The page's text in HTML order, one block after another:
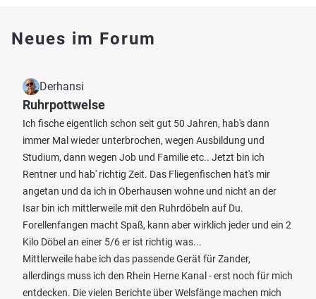
Neues im Forum
Derhansi
Ruhrpottwelse
Ich fische eigentlich schon seit gut 50 Jahren, hab's dann
immer Mal wieder unterbrochen, wegen Ausbildung und
Studium, dann wegen Job und Familie etc.. Jetzt bin ich
Rentner und hab' richtig Zeit. Das Fliegenfischen hat's mir
angetan und da ich in Oberhausen wohne und nicht an der
Isar bin ich mittlerweile mit den Ruhrdöbeln auf Du.
Forellenfangen macht Spaß, kann aber wirklich jeder und ein 2
Kilo Döbel an einer 5/6 er ist richtig was...
Mittlerweile habe ich das passende Gerät für Zander,
allerdings muss ich den Rhein Herne Kanal - erst noch für mich
entdecken. Die vielen Berichte über Welsfänge machen mich